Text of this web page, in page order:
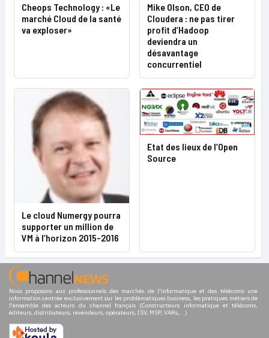
Cheops Technology : «Le
marché Cloud de la santé
va exploser»
Mike Olson, CEO de
Cloudera : ne pas tirer
profit d’Hadoop
deviendra un
désavantage
concurrentiel
Le cloud Numergy pourra
supporter un million de
VM à l’horizon 2015-2016
Etat des lieux de l’Open
Source
Nous proposons aux professionnels des marchés de l'informatique et des télécoms une
information centrée exclusivement sur les problématiques business, les pratiques métiers de
l'ensemble des acteurs du channel français (Constructeurs informatique et télécoms,
éditeurs, distributeurs, revendeurs, opérateurs, ISV, MSP, VARs,...)